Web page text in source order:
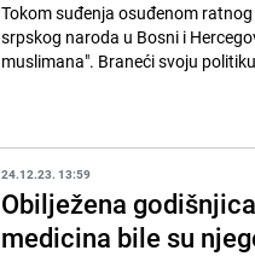
Tokom suđenja osuđenom
srpskog naroda u Bosni i
muslimana". Braneći svoju
24.12.23. 13:59
Obilježena
medicina bile su